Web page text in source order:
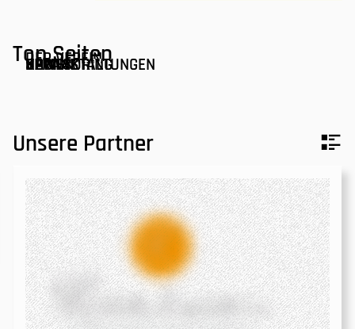
Top Seiten
DER VEREIN
ANPRECHPARTNER
SPONSORING
NEWS
VERANSTALTUNGEN
KONTAKT
DAMEN
Unsere Partner